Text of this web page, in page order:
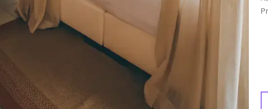
die bei Abreise zurückerstattet wird, sofern keine
während Ihres Aufenthaltes in unserem neuen Massagesalon!
Badewanne und/oder Dusche
Toilette